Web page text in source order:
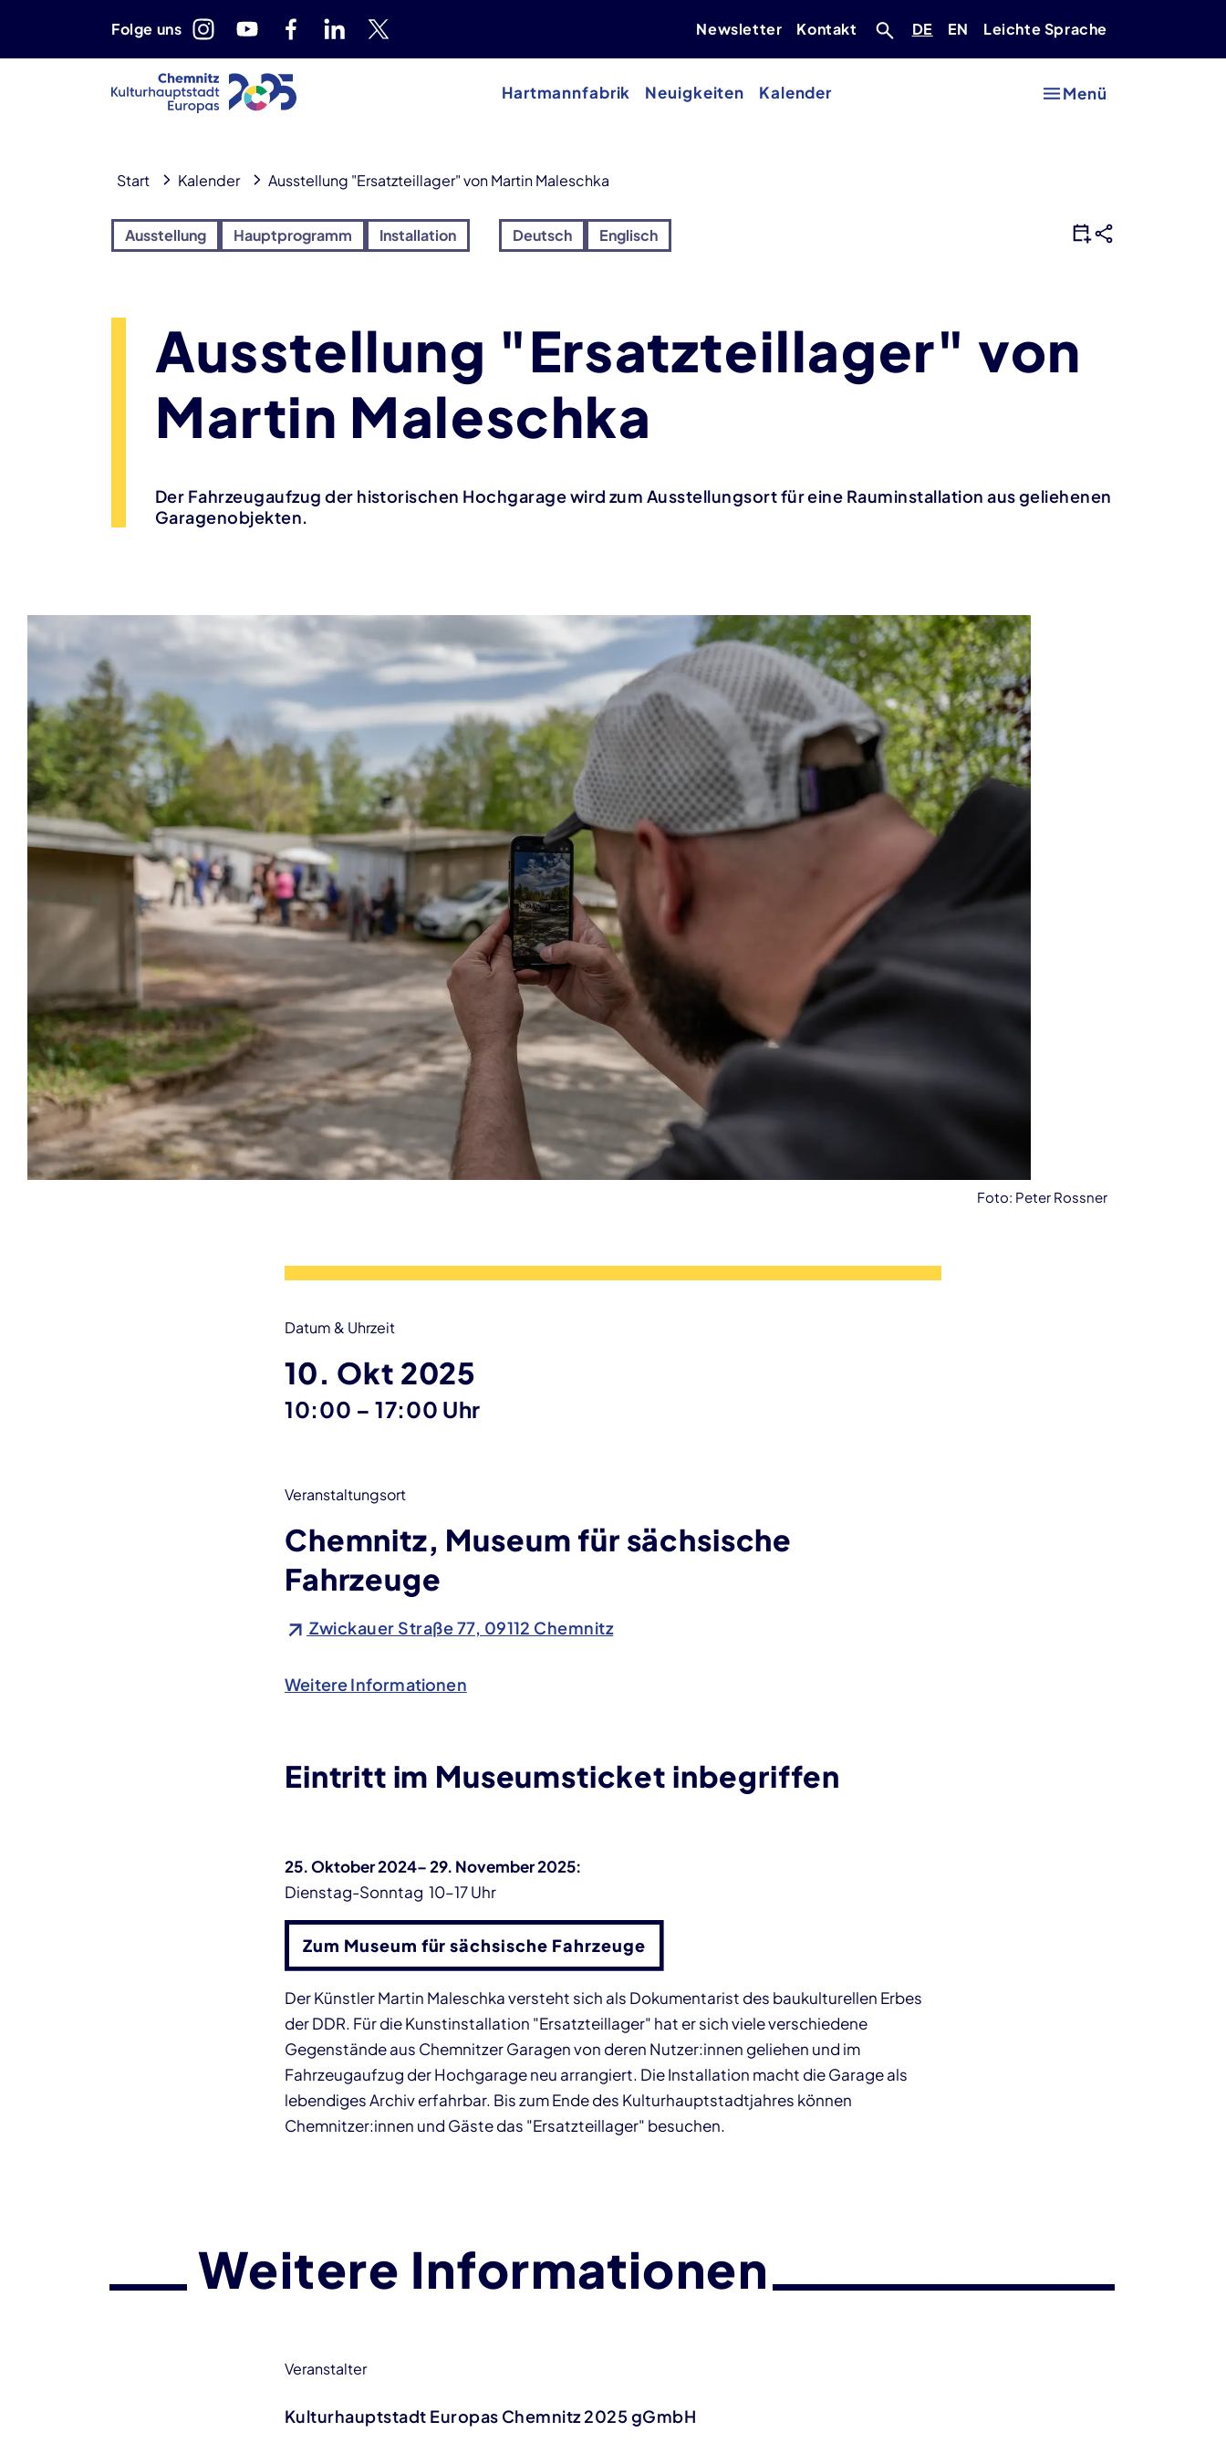
Folge uns Newsletter Kontakt Deutsch
DE Englisch
EN Leichte Sprache
Hartmannfabrik Neuigkeiten Kalender Menü
Start Kalender Ausstellung "Ersatzteillager" von Martin Maleschka
Ausstellung Hauptprogramm Installation Deutsch Englisch
Ausstellung "Ersatzteillager" von
Martin Maleschka
Der Fahrzeugaufzug der historischen Hochgarage wird zum Ausstellungsort für eine Rauminstallation aus geliehenen
Garagenobjekten.
Foto: Peter Rossner
Datum & Uhrzeit
10. Okt 2025
10:00 – bis
17:00 Uhr
Veranstaltungsort
Chemnitz, Museum für sächsische
Fahrzeuge
Zwickauer Straße 77, 09112 Chemnitz
Weitere Informationen
Eintritt im Museumsticket inbegriffen
25. Oktober 2024– 29. November 2025:
Dienstag-Sonntag 10–17 Uhr
Zum Museum für sächsische Fahrzeuge
Der Künstler Martin Maleschka versteht sich als Dokumentarist des baukulturellen Erbes
der DDR. Für die Kunstinstallation "Ersatzteillager" hat er sich viele verschiedene
Gegenstände aus Chemnitzer Garagen von deren Nutzer:innen geliehen und im
Fahrzeugaufzug der Hochgarage neu arrangiert. Die Installation macht die Garage als
lebendiges Archiv erfahrbar. Bis zum Ende des Kulturhauptstadtjahres können
Chemnitzer:innen und Gäste das "Ersatzteillager" besuchen.
Weitere Informationen
Veranstalter
Kulturhauptstadt Europas Chemnitz 2025 gGmbH